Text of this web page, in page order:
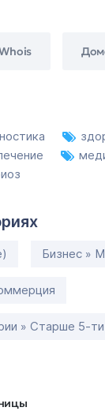
Бизнес »
» Старше 5-